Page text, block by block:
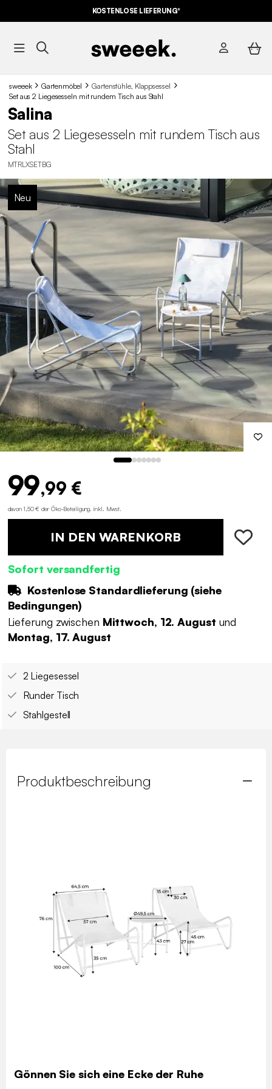
KOSTENLOSE LIEFERUNG*
sweeek Gartenmöbel
Gartenstühle, Klappsessel
Set aus 2 Liegesesseln mit rundem Tisch aus Stahl
Salina
Set aus 2 Liegesesseln mit rundem Tisch aus
Stahl
MTRLXSETBG
Neu
99,99 €
davon 1,50 € der Öko-Beteiligung inkl. Mwst.
IN DEN WARENKORB
Sofort versandfertig
Kostenlose Standardlieferung (siehe
Bedingungen)
Lieferung zwischen Mittwoch, 12. August und
Montag, 17. August
2 Liegesessel
Runder Tisch
Stahlgestell
Produktbeschreibung
Gönnen Sie sich eine Ecke der Ruhe